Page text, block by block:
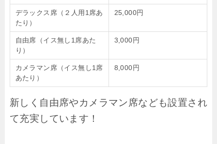
デラックス席（２人用1席あ
たり）
25,000円
自由席（イス無し1席あた
り）
3,000円
カメラマン席（イス無し1席
あたり）
8,000円
新しく自由席やカメラマン席なども設置され
て充実しています！